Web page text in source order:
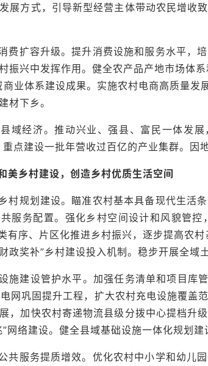
展方式，引导新型经营主体带动农民增收
费扩容升级。提升消费设施和服务水平
振兴中发挥作用。健全农产品产地市场体
业体系建设成果。实施农村电商高质量
材下乡。
县域经济。推动兴业、强县、富民一体发
点建设一批年营收过百亿的产业集群。因
美乡村建设，创造乡村优质生活空间
村规划建设。瞄准农村基本具备现代生
服务配置。强化乡村空间设计和风貌管
有序、片区化推进乡村振兴，逐步提高农
政奖补”乡村建设投入机制。稳步开展全域
施建设管护水平。加强任务清单和项目
网巩固提升工程，扩大农村充电设施覆盖
，加快农村寄递物流县级分拨中心提档升
网络建设。健全县域基础设施一体化规划建
共服务提质增效。优化农村中小学和幼